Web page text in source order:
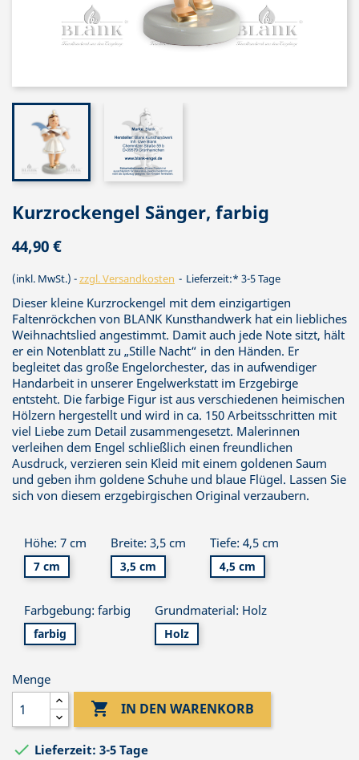
Kurzrockengel Sänger, farbig
44,90 €
(inkl. MwSt.) zzgl. Versandkosten Lieferzeit:* 3-5 Tage
Dieser kleine Kurzrockengel mit dem einzigartigen
Faltenröckchen von BLANK Kunsthandwerk hat ein liebliches
Weihnachtslied angestimmt. Damit auch jede Note sitzt, hält
er ein Notenblatt zu „Stille Nacht“ in den Händen. Er
begleitet das große Engelorchester, das in aufwendiger
Handarbeit in unserer Engelwerkstatt im Erzgebirge
entsteht. Die farbige Figur ist aus verschiedenen heimischen
Hölzern hergestellt und wird in ca. 150 Arbeitsschritten mit
viel Liebe zum Detail zusammengesetzt. Malerinnen
verleihen dem Engel schließlich einen freundlichen
Ausdruck, verzieren sein Kleid mit einem goldenen Saum
und geben ihm goldene Schuhe und blaue Flügel. Lassen Sie
sich von diesem erzgebirgischen Original verzaubern.
Höhe: 7 cm
7 cm
Breite: 3,5 cm
3,5 cm
Tiefe: 4,5 cm
4,5 cm
Farbgebung: farbig
farbig
Grundmaterial: Holz
Holz
Menge
 IN DEN WARENKORB
 Lieferzeit: 3-5 Tage